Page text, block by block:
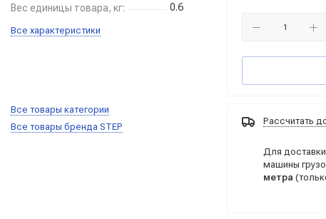
Вес единицы товара, кг: 0.6
Все характеристики
Все товары категории
Все товары бренда STEP
Рассчитать
Для
машины
метра